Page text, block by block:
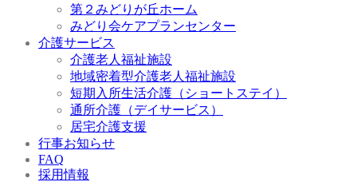
第２みどりが丘ホーム
みどり会ケアプランセンター
介護サービス
介護老人福祉施設
地域密着型介護老人福祉施設
短期入所生活介護（ショートステイ）
通所介護（デイサービス）
居宅介護支援
行事お知らせ
FAQ
採用情報